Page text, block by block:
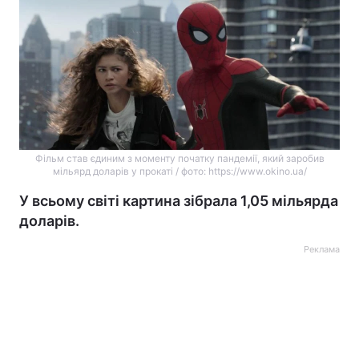
Фільм став єдиним з моменту початку пандемії, який заробив
мільярд доларів у прокаті / фото: https://www.okino.ua/
У всьому світі картина зібрала 1,05 мільярда
доларів.
Реклама